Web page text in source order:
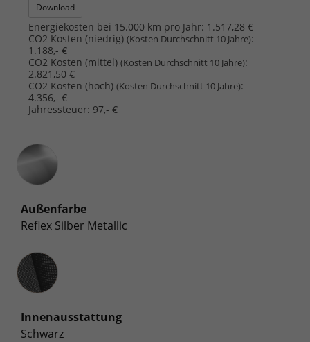
Download
Energiekosten bei 15.000 km pro Jahr: 1.517,28 €
CO2 Kosten (niedrig) (Kosten Durchschnitt 10 Jahre):
1.188,- €
CO2 Kosten (mittel) (Kosten Durchschnitt 10 Jahre):
2.821,50 €
CO2 Kosten (hoch) (Kosten Durchschnitt 10 Jahre):
4.356,- €
Jahressteuer: 97,- €
Außenfarbe
Reflex Silber Metallic
Innenausstattung
Innenausstattung
Schwarz